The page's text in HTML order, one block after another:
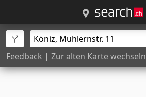
Feedback | Zur alten Karte wechseln